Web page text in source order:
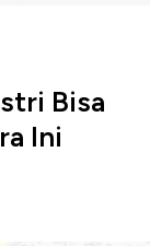
Bisa
Ini